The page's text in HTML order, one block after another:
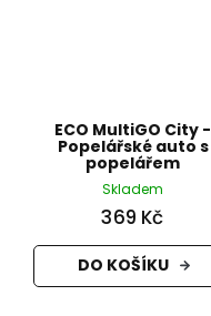
ECO MultiGO City -
Popelářské auto s
popelářem
Skladem
369 Kč
DO KOŠÍKU